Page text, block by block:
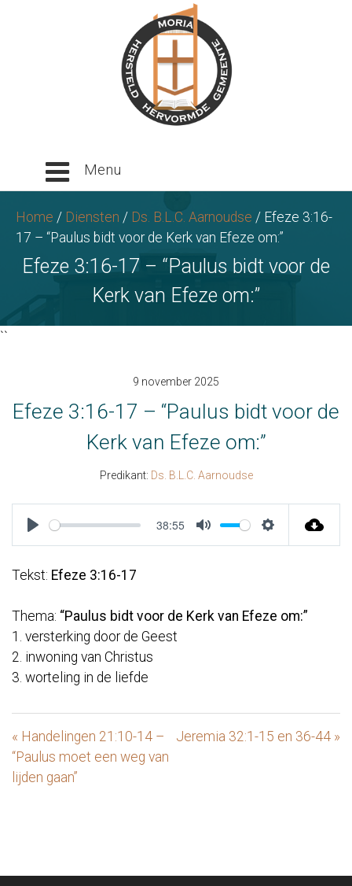
Home / Diensten / Ds. B.L.C. Aarnoudse / Efeze 3:16-
17 – “Paulus bidt voor de Kerk van Efeze om:”
Efeze 3:16-17 – “Paulus bidt voor de
Kerk van Efeze om:”
``
9 november 2025
Efeze 3:16-17 – “Paulus bidt voor de
Kerk van Efeze om:”
Predikant: Ds. B.L.C. Aarnoudse
Play
38:55
Mute Settings
Tekst: Efeze 3:16-17
Thema: “Paulus bidt voor de Kerk van Efeze om:”
1. versterking door de Geest
2. inwoning van Christus
3. worteling in de liefde
« Handelingen 21:10-14 –
“Paulus moet een weg van
lijden gaan”
Jeremia 32:1-15 en 36-44 »